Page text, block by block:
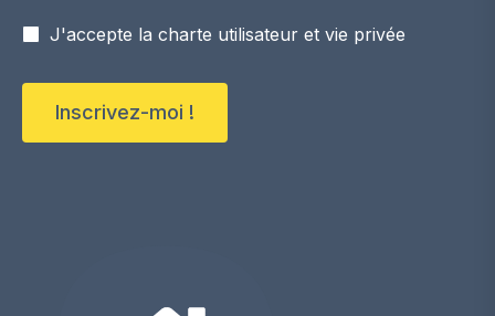
J'accepte la charte utilisateur et vie privée
Inscrivez-moi !